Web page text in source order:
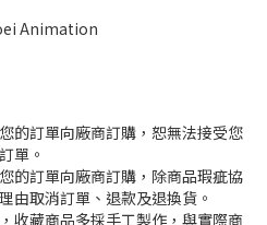
Animation
的訂單向廠商訂購，恕無法接受您
單。
的訂單向廠商訂購，除商品瑕疵協
由取消訂單、退款及退換貨。
收藏商品多採手工製作，與實際商